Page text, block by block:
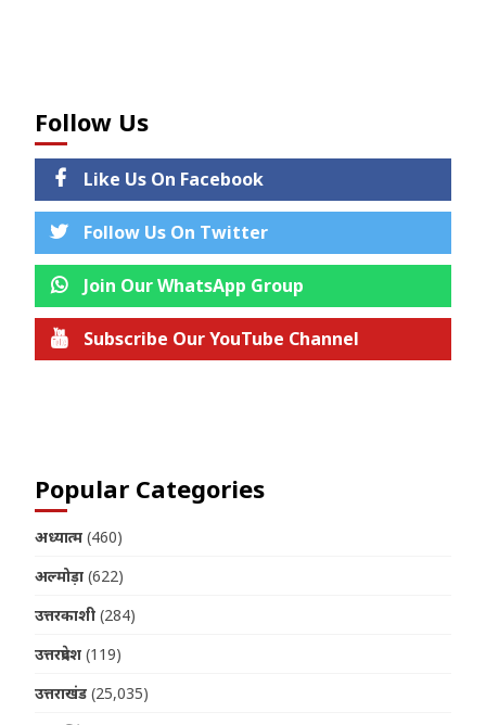
Follow Us
Like Us On Facebook
Follow Us On Twitter
Join Our WhatsApp Group
Subscribe Our YouTube Channel
Popular Categories
अध्यात्म (460)
अल्मोड़ा (622)
उत्तरकाशी (284)
उत्तरप्रदेश (119)
उत्तराखंड (25,035)